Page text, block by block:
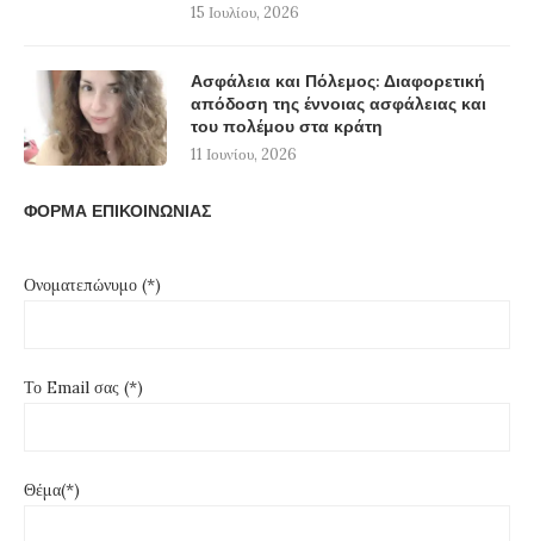
15 Ιουλίου, 2026
Ασφάλεια και Πόλεμος: Διαφορετική
απόδοση της έννοιας ασφάλειας και
του πολέμου στα κράτη
11 Ιουνίου, 2026
ΦΟΡΜΑ ΕΠΙΚΟΙΝΩΝΙΑΣ
Ονοματεπώνυμο (*)
Το Email σας (*)
Θέμα(*)